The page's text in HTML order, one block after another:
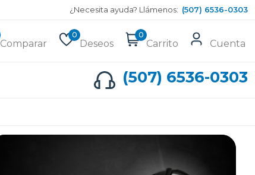
¿Necesita ayuda? Llámenos: (507) 6536-0303
Comparar
0
Deseos
0
Carrito Cuenta
(507) 6536-0303